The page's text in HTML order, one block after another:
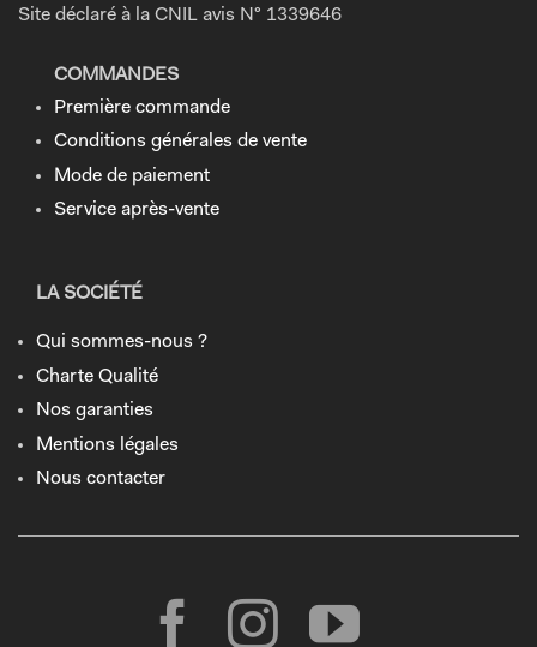
Site déclaré à la CNIL avis N° 1339646
COMMANDES
Première commande
Conditions générales de vente
Mode de paiement
Service après-vente
LA SOCIÉTÉ
Qui sommes-nous ?
Charte Qualité
Nos garanties
Mentions légales
Nous contacter